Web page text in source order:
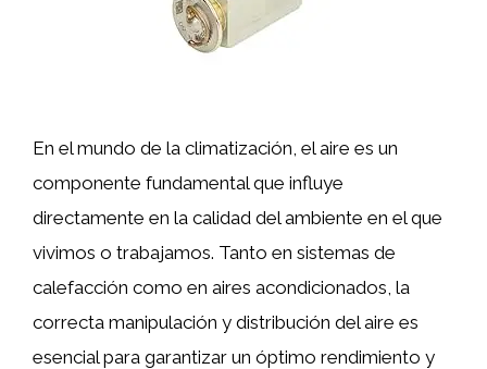
En el mundo de la climatización, el aire es un
componente fundamental que influye
directamente en la calidad del ambiente en el que
vivimos o trabajamos. Tanto en sistemas de
calefacción como en aires acondicionados, la
correcta manipulación y distribución del aire es
esencial para garantizar un óptimo rendimiento y